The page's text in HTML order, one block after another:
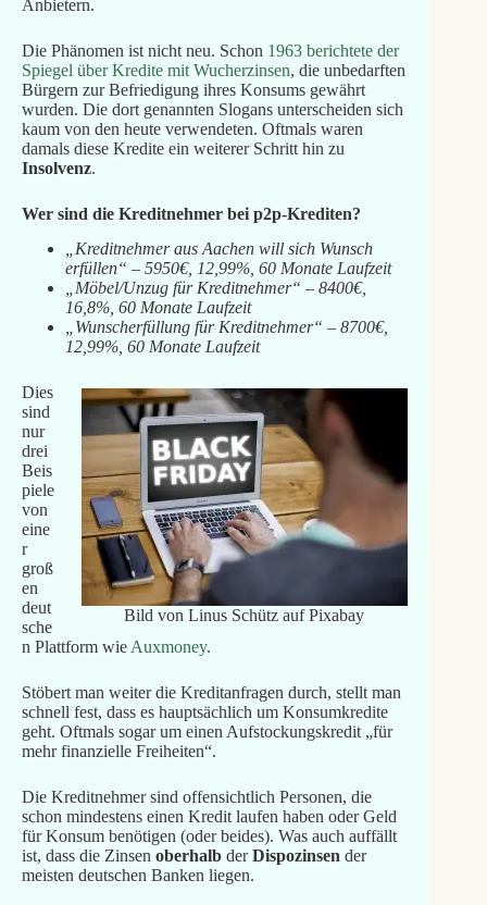
Anbietern.
Die Phänomen ist nicht neu. Schon 1963 berichtete der
Spiegel über Kredite mit Wucherzinsen, die unbedarften
Bürgern zur Befriedigung ihres Konsums gewährt
wurden. Die dort genannten Slogans unterscheiden sich
kaum von den heute verwendeten. Oftmals waren
damals diese Kredite ein weiterer Schritt hin zu
Insolvenz.
Wer sind die Kreditnehmer bei p2p-Krediten?
„Kreditnehmer aus Aachen will sich Wunsch
erfüllen“ – 5950€, 12,99%, 60 Monate Laufzeit
„Möbel/Unzug für Kreditnehmer“ – 8400€,
16,8%, 60 Monate Laufzeit
„Wunscherfüllung für Kreditnehmer“ – 8700€,
12,99%, 60 Monate Laufzeit
Bild von Linus Schütz auf Pixabay
Dies
sind
nur
drei
Beis
piele
von
eine
r
groß
en
deut
sche
n Plattform wie Auxmoney.
Stöbert man weiter die Kreditanfragen durch, stellt man
schnell fest, dass es hauptsächlich um Konsumkredite
geht. Oftmals sogar um einen Aufstockungskredit „für
mehr finanzielle Freiheiten“.
Die Kreditnehmer sind offensichtlich Personen, die
schon mindestens einen Kredit laufen haben oder Geld
für Konsum benötigen (oder beides). Was auch auffällt
ist, dass die Zinsen oberhalbderDispozinsen der
meisten deutschen Banken liegen.